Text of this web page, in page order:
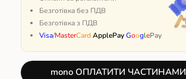
Безготівка без ПДВ
Безготівка з ПДВ
Visa/MasterCardApplePayGooglePay
mono ОПЛАТИТИ ЧАСТИНАМИ